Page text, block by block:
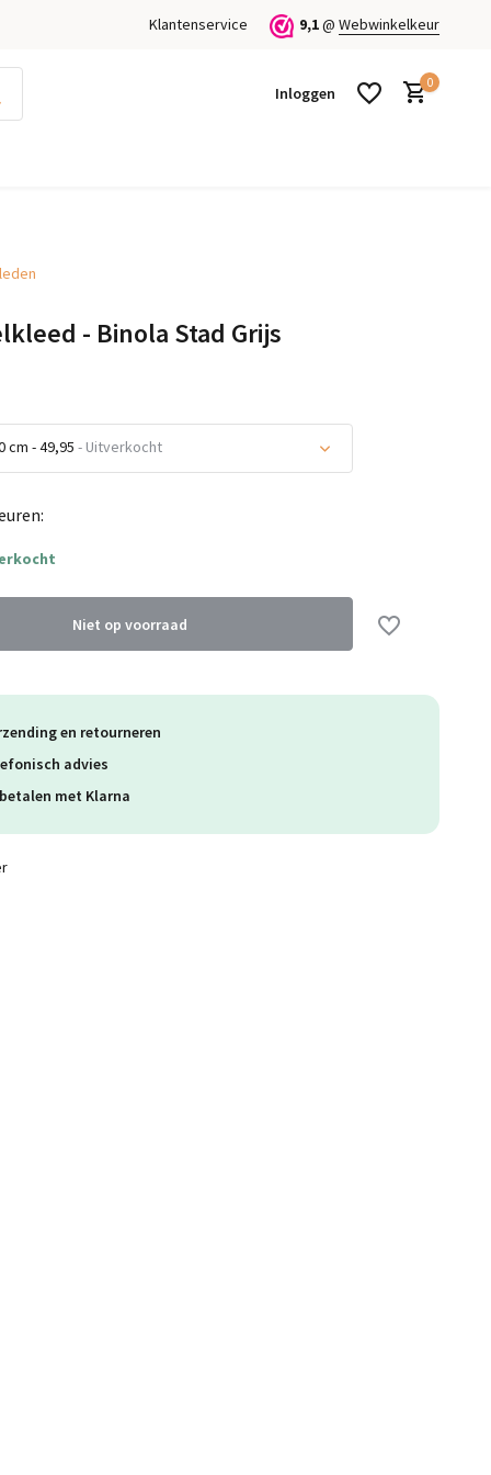
Klantenservice 9,1@ Webwinkelkeur
Inloggen
0
- Binola Stad Grijs
cm - 49,95 - Uitverkocht
Niet op voorraad
en retourneren
advies
met Klarna